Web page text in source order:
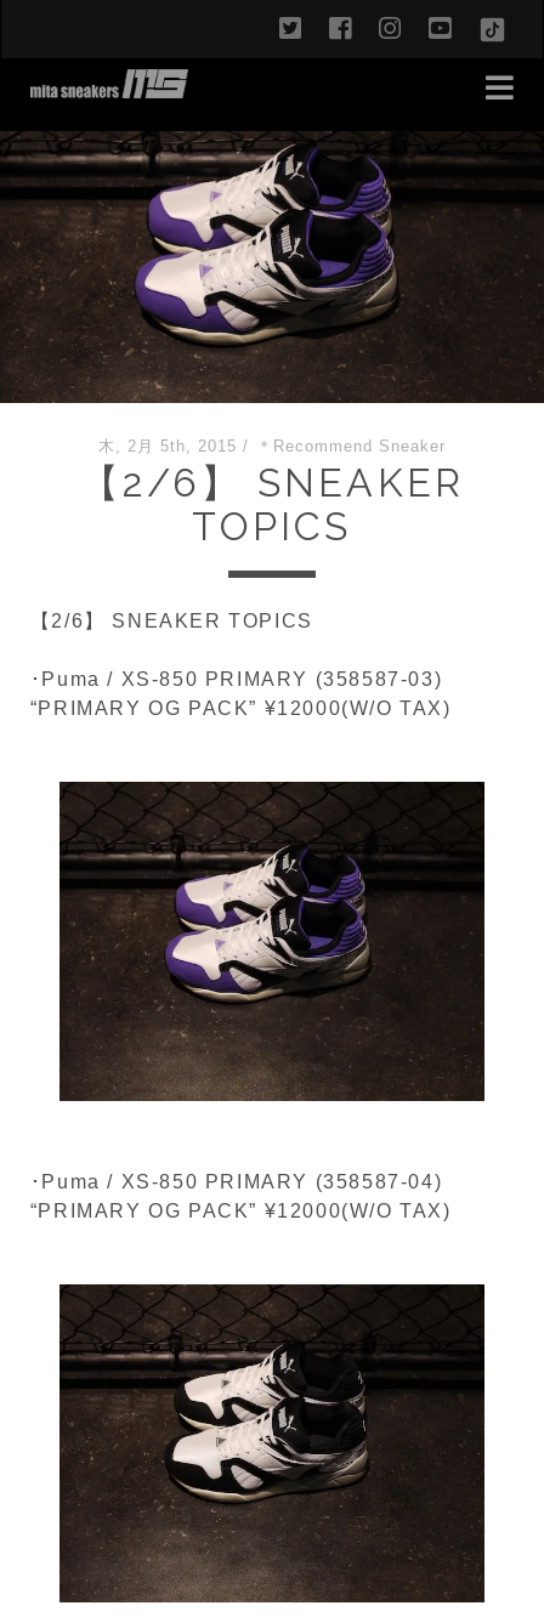
twitterfacebookinstagram
木, 2月 5th, 2015 / ＊Recommend Sneaker
【2/6】 SNEAKER
TOPICS
【2/6】 SNEAKER TOPICS
･Puma / XS-850 PRIMARY (358587-03)
“PRIMARY OG PACK” ¥12000(W/O TAX)
･Puma / XS-850 PRIMARY (358587-04)
“PRIMARY OG PACK” ¥12000(W/O TAX)